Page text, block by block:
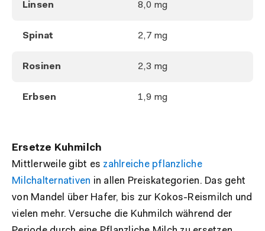
Linsen 8,0 mg
Spinat 2,7 mg
Rosinen 2,3 mg
Erbsen 1,9 mg
Ersetze Kuhmilch
Mittlerweile gibt es zahlreiche pflanzliche
Milchalternativen in allen Preiskategorien. Das geht
von Mandel über Hafer, bis zur Kokos-Reismilch und
vielen mehr. Versuche die Kuhmilch während der